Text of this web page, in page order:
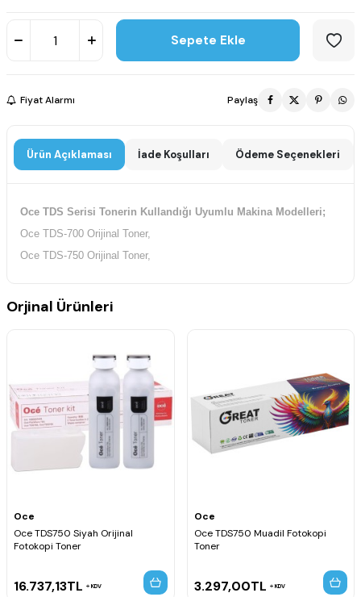
Sepete Ekle
Fiyat Alarmı Paylaş
Ürün Açıklaması İade Koşulları Ödeme Seçenekleri
Oce TDS Serisi Tonerin Kullandığı Uyumlu Makina Modelleri;
Oce TDS-700 Orijinal Toner,
Oce TDS-750 Orijinal Toner,
Orjinal Ürünleri
Oce
Oce TDS750 Siyah Orijinal
Fotokopi Toner
16.737,13TL KDV
Oce
Oce TDS750 Muadil Fotokopi
Toner
3.297,00TL KDV